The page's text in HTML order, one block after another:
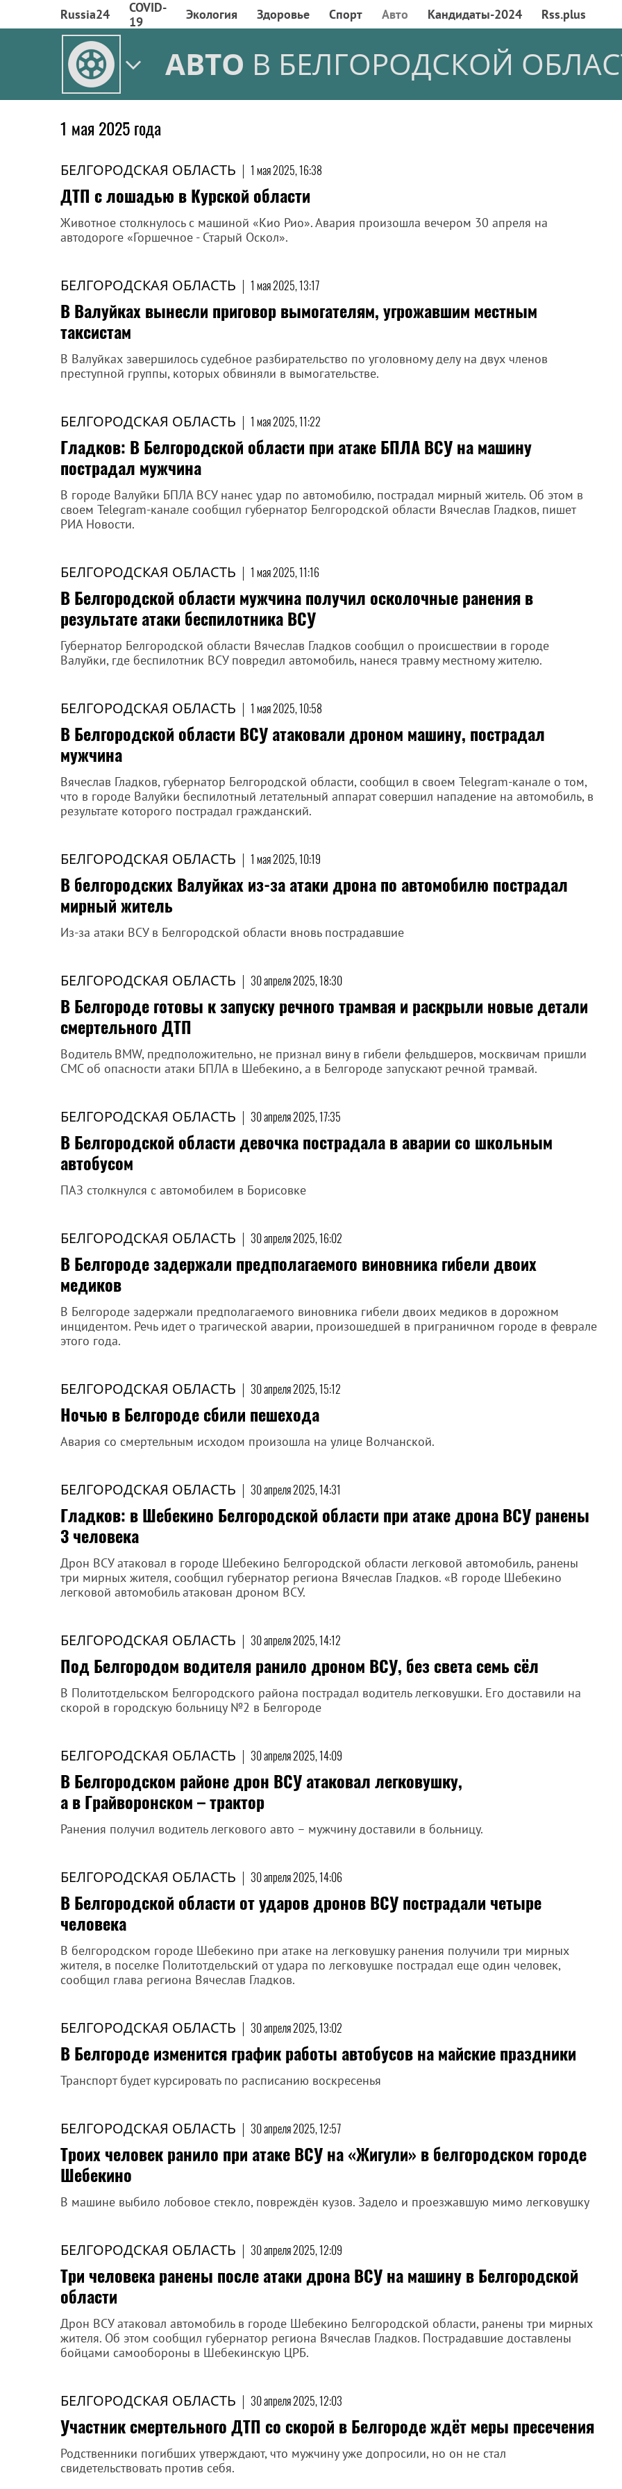
Russia24
COVID-
19
Экология Здоровье Спорт Авто Кандидаты-2024 Rss.plus
АВТО В БЕЛГОРОДСКОЙ
1 мая 2025 года
БЕЛГОРОДСКАЯ ОБЛАСТЬ | 1 мая 2025, 16:38
ДТП с лошадью в Курской области
Животное столкнулось с машиной «Кио Рио». Авария произошла вечером 30 апреля на
автодороге «Горшечное - Старый Оскол».
БЕЛГОРОДСКАЯ ОБЛАСТЬ | 1 мая 2025, 13:17
В Валуйках вынесли приговор вымогателям, угрожавшим местным
таксистам
В Валуйках завершилось судебное разбирательство по уголовному делу на двух членов
преступной группы, которых обвиняли в вымогательстве.
БЕЛГОРОДСКАЯ ОБЛАСТЬ | 1 мая 2025, 11:22
Гладков: В Белгородской области при атаке БПЛА ВСУ на машину
пострадал мужчина
В городе Валуйки БПЛА ВСУ нанес удар по автомобилю, пострадал мирный житель. Об этом в
своем Telegram-канале сообщил губернатор Белгородской области Вячеслав Гладков, пишет
РИА Новости.
БЕЛГОРОДСКАЯ ОБЛАСТЬ | 1 мая 2025, 11:16
В Белгородской области мужчина получил осколочные ранения в
результате атаки беспилотника ВСУ
Губернатор Белгородской области Вячеслав Гладков сообщил о происшествии в городе
Валуйки, где беспилотник ВСУ повредил автомобиль, нанеся травму местному жителю.
БЕЛГОРОДСКАЯ ОБЛАСТЬ | 1 мая 2025, 10:58
В Белгородской области ВСУ атаковали дроном машину, пострадал
мужчина
Вячеслав Гладков, губернатор Белгородской области, сообщил в своем Telegram-канале о том,
что в городе Валуйки беспилотный летательный аппарат совершил нападение на автомобиль, в
результате которого пострадал гражданский.
БЕЛГОРОДСКАЯ ОБЛАСТЬ | 1 мая 2025, 10:19
В белгородских Валуйках из-за атаки дрона по автомобилю пострадал
мирный житель
Из-за атаки ВСУ в Белгородской области вновь пострадавшие
БЕЛГОРОДСКАЯ ОБЛАСТЬ | 30 апреля 2025, 18:30
В Белгороде готовы к запуску речного трамвая и раскрыли новые детали
смертельного ДТП
Водитель BMW, предположительно, не признал вину в гибели фельдшеров, москвичам пришли
СМС об опасности атаки БПЛА в Шебекино, а в Белгороде запускают речной трамвай.
БЕЛГОРОДСКАЯ ОБЛАСТЬ | 30 апреля 2025, 17:35
В Белгородской области девочка пострадала в аварии со школьным
автобусом
ПАЗ столкнулся с автомобилем в Борисовке
БЕЛГОРОДСКАЯ ОБЛАСТЬ | 30 апреля 2025, 16:02
В Белгороде задержали предполагаемого виновника гибели двоих
медиков
В Белгороде задержали предполагаемого виновника гибели двоих медиков в дорожном
инцидентом. Речь идет о трагической аварии, произошедшей в приграничном городе в феврале
этого года.
БЕЛГОРОДСКАЯ ОБЛАСТЬ | 30 апреля 2025, 15:12
Ночью в Белгороде сбили пешехода
Авария со смертельным исходом произошла на улице Волчанской.
БЕЛГОРОДСКАЯ ОБЛАСТЬ | 30 апреля 2025, 14:31
Гладков: в Шебекино Белгородской области при атаке дрона ВСУ ранены
3 человека
Дрон ВСУ атаковал в городе Шебекино Белгородской области легковой автомобиль, ранены
три мирных жителя, сообщил губернатор региона Вячеслав Гладков. «В городе Шебекино
легковой автомобиль атакован дроном ВСУ.
БЕЛГОРОДСКАЯ ОБЛАСТЬ | 30 апреля 2025, 14:12
Под Белгородом водителя ранило дроном ВСУ, без света семь сёл
В Политотдельском Белгородского района пострадал водитель легковушки. Его доставили на
скорой в городскую больницу №2 в Белгороде
БЕЛГОРОДСКАЯ ОБЛАСТЬ | 30 апреля 2025, 14:09
В Белгородском районе дрон ВСУ атаковал легковушку,
а в Грайворонском – трактор
Ранения получил водитель легкового авто – мужчину доставили в больницу.
БЕЛГОРОДСКАЯ ОБЛАСТЬ | 30 апреля 2025, 14:06
В Белгородской области от ударов дронов ВСУ пострадали четыре
человека
В белгородском городе Шебекино при атаке на легковушку ранения получили три мирных
жителя, в поселке Политотдельский от удара по легковушке пострадал еще один человек,
сообщил глава региона Вячеслав Гладков.
БЕЛГОРОДСКАЯ ОБЛАСТЬ | 30 апреля 2025, 13:02
В Белгороде изменится график работы автобусов на майские праздники
Транспорт будет курсировать по расписанию воскресенья
БЕЛГОРОДСКАЯ ОБЛАСТЬ | 30 апреля 2025, 12:57
Троих человек ранило при атаке ВСУ на «Жигули» в белгородском городе
Шебекино
В машине выбило лобовое стекло, повреждён кузов. Задело и проезжавшую мимо легковушку
БЕЛГОРОДСКАЯ ОБЛАСТЬ | 30 апреля 2025, 12:09
Три человека ранены после атаки дрона ВСУ на машину в Белгородской
области
Дрон ВСУ атаковал автомобиль в городе Шебекино Белгородской области, ранены три мирных
жителя. Об этом сообщил губернатор региона Вячеслав Гладков. Пострадавшие доставлены
бойцами самообороны в Шебекинскую ЦРБ.
БЕЛГОРОДСКАЯ ОБЛАСТЬ | 30 апреля 2025, 12:03
Участник смертельного ДТП со скорой в Белгороде ждёт меры пресечения
Родственники погибших утверждают, что мужчину уже допросили, но он не стал
свидетельствовать против себя.